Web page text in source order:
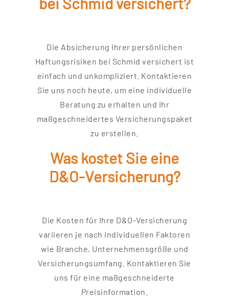
Die Absicherung Ihrer persönlichen
Haftungsrisiken bei Schmid versichert ist
einfach und unkompliziert. Kontaktieren
Sie uns noch heute, um eine individuelle
Beratung zu erhalten und Ihr
maßgeschneidertes Versicherungspaket
zu erstellen.
Was kostet Sie eine
D&O-Versicherung?
Die Kosten für Ihre D&O-Versicherung
variieren je nach individuellen Faktoren
wie Branche, Unternehmensgröße und
Versicherungsumfang. Kontaktieren Sie
uns für eine maßgeschneiderte
Preisinformation.